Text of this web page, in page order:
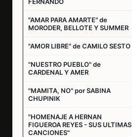
"AMAR PARA AMARTE" de
MORODER, BELLOTE Y SUMMER
"AMOR LIBRE" de CAMILO SESTO
"NUESTRO PUEBLO" de
CARDENAL Y AMER
"MAMITA, NO" por SABINA
CHUPINIK
"HOMENAJE A HERNAN
FIGUEROA REYES - SUS ULTIMAS
CANCIONES"